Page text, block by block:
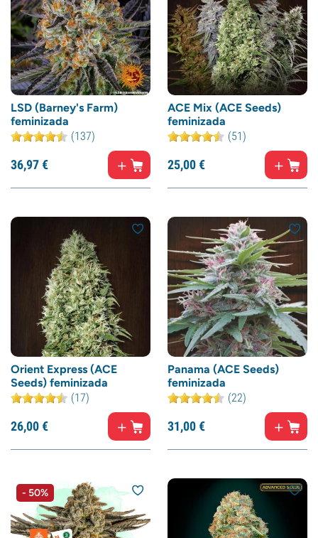
LSD (Barney's Farm)
feminizada
(137)
36,97€
ACE Mix (ACE Seeds)
feminizada
(51)
25,00€
Orient Express (ACE
Seeds) feminizada
(17)
26,00€
Panama (ACE Seeds)
feminizada
(22)
31,00€
- 50%